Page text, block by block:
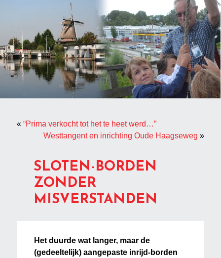
«“Prima verkocht tot het te heet werd…”
Westtangent en inrichting Oude Haagseweg »
SLOTEN-BORDEN
ZONDER
MISVERSTANDEN
Het duurde wat langer, maar de
(gedeeltelijk) aangepaste inrijd-borden